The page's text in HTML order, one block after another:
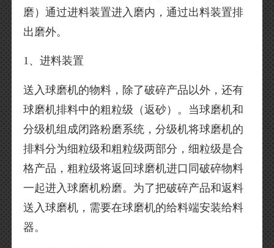
磨）通过进料装置进入磨内，通过出料装置排
出磨外。
1、进料装置
送入球磨机的物料，除了破碎产品以外，还有
球磨机排料中的粗粒级（返砂）。当球磨机和
分级机组成闭路粉磨系统，分级机将球磨机的
排料分为细粒级和粗粒级两部分，细粒级是合
格产品，粗粒级将返回球磨机进口同破碎物料
一起进入球磨机粉磨。为了把破碎产品和返料
送入球磨机，需要在球磨机的给料端安装给料
器。